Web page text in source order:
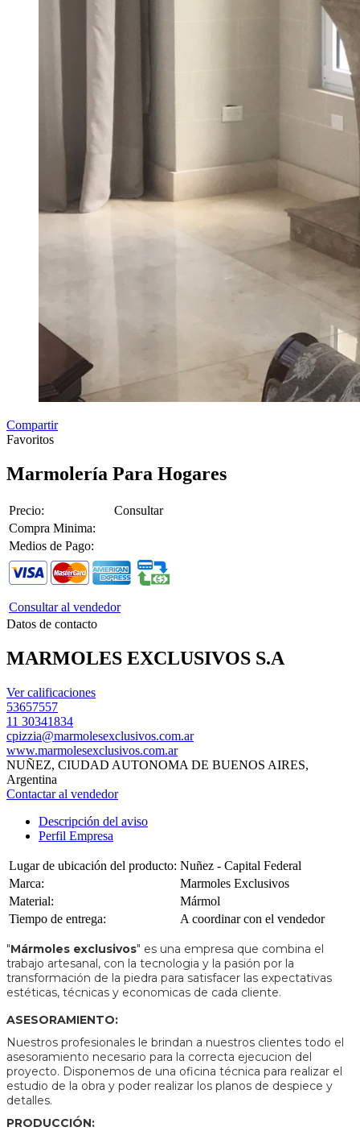
Compartir
Favoritos
Marmolería Para Hogares
Precio:
Consultar
Compra Minima:
Medios de Pago:
Consultar al vendedor
Datos de contacto
MARMOLES EXCLUSIVOS S.A
Ver calificaciones
53657557
11 30341834
cpizzia@marmolesexclusivos.com.ar
www.marmolesexclusivos.com.ar
NUÑEZ, CIUDAD AUTONOMA DE BUENOS AIRES,
Argentina
Contactar al vendedor
Descripción del aviso
Perfil Empresa
Lugar de ubicación del producto: Nuñez - Capital Federal
Marca:
Marmoles Exclusivos
Material:
Mármol
Tiempo de entrega:
A coordinar con el vendedor
"Mármoles exclusivos" es una empresa que combina el
trabajo artesanal, con la tecnologia y la pasión por la
transformación de la piedra para satisfacer las expectativas
estéticas, técnicas y economicas de cada cliente.
ASESORAMIENTO:
Nuestros profesionales le brindan a nuestros clientes todo el
asesoramiento necesario para la correcta ejecucion del
proyecto. Disponemos de una oficina técnica para realizar el
estudio de la obra y poder realizar los planos de despiece y
detalles.
PRODUCCIÓN: